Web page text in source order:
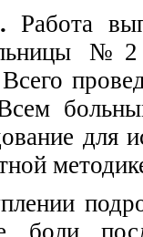
Работа
боли